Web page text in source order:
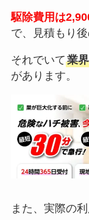
駆除費用は
で、見積もり
それでいて業
があります。
また、実際の